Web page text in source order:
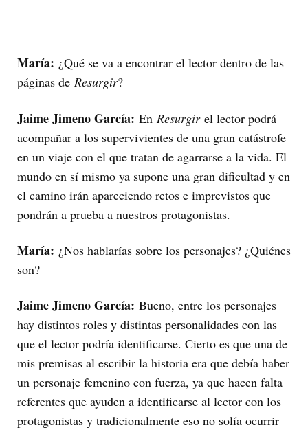
María: ¿Qué se va a encontrar el lector dentro de las
páginas de Resurgir?
Jaime Jimeno García: En Resurgirel lector podrá
acompañar a los supervivientes de una gran catástrofe
en un viaje con el que tratan de agarrarse a la vida. El
mundo en sí mismo ya supone una gran dificultad y en
el camino irán apareciendo retos e imprevistos que
pondrán a prueba a nuestros protagonistas.
María: ¿Nos hablarías sobre los personajes? ¿Quiénes
son?
Jaime Jimeno García: Bueno, entre los personajes
hay distintos roles y distintas personalidades con las
que el lector podría identificarse. Cierto es que una de
mis premisas al escribir la historia era que debía haber
un personaje femenino con fuerza, ya que hacen falta
referentes que ayuden a identificarse al lector con los
protagonistas y tradicionalmente eso no solía ocurrir